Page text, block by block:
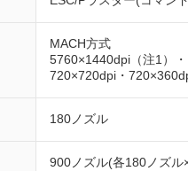
MACH方式
5760×1440dpi（注1）
720×720dpi・
180ノズル
900ノズル(各180ノズル